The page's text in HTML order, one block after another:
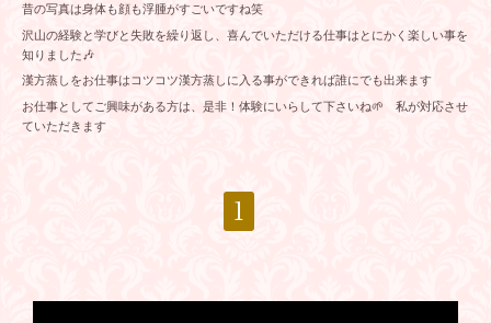
昔の写真は身体も顔も浮腫がすごいですね笑
沢山の経験と学びと失敗を繰り返し、喜んでいただける仕事はとにかく楽しい事を
知りました🎶
漢方蒸しをお仕事はコツコツ漢方蒸しに入る事ができれば誰にでも出来ます
お仕事としてご興味がある方は、是非！体験にいらして下さいね🌱 私が対応させ
ていただきます
1